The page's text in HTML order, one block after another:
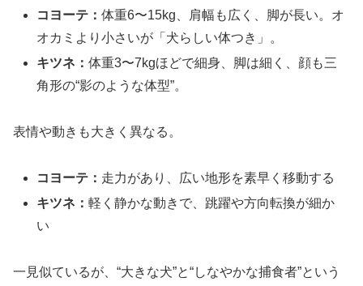
コヨーテ：体重6〜15kg、肩幅も広く、脚が長い。オ
オカミより小さいが「犬らしい体つき」。
キツネ：体重3〜7kgほどで細身、脚は細く、顔も三
角形の“影のような体型”。
表情や動きも大きく異なる。
コヨーテ： 走力があり、広い地形を素早く移動する
キツネ：軽く静かな動きで、跳躍や方向転換が細か
い
一見似ているが、“大きな犬”と“しなやかな捕食者”という